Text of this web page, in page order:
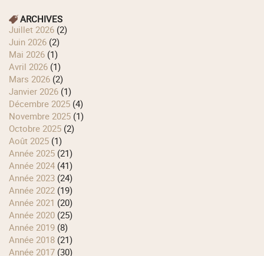
ARCHIVES
juillet 2026 (2)
juin 2026 (2)
mai 2026 (1)
avril 2026 (1)
mars 2026 (2)
janvier 2026 (1)
décembre 2025 (4)
novembre 2025 (1)
octobre 2025 (2)
août 2025 (1)
année 2025 (21)
année 2024 (41)
année 2023 (24)
année 2022 (19)
année 2021 (20)
année 2020 (25)
année 2019 (8)
année 2018 (21)
année 2017 (30)